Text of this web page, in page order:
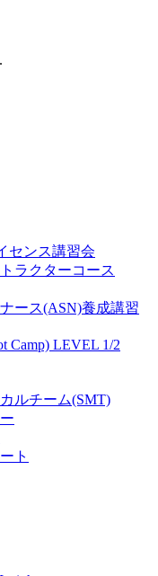
センス講習会
ラクターコース
ース(ASN)養成講習
Camp) LEVEL 1/2
ルチーム(SMT)
ト